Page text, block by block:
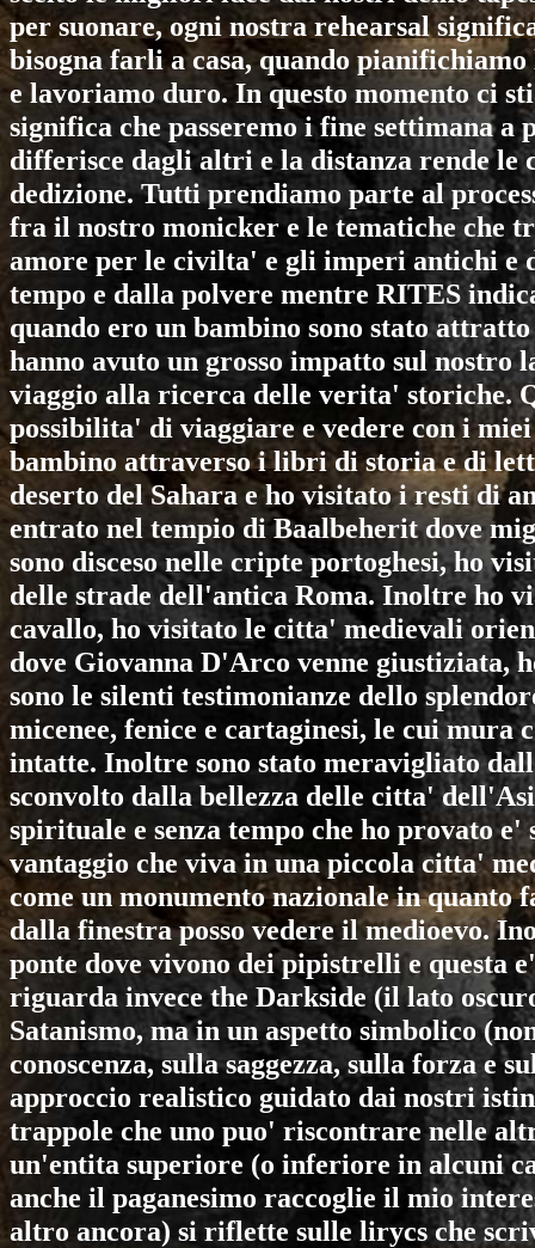
per suonare, ogni nostra rehearsal
bisogna farli a casa, quando
e lavoriamo duro. In questo momento ci
significa che passeremo i fine settimana
differisce dagli altri e la distanza rende le
dedizione. Tutti prendiamo parte al
fra il nostro monicker e le tematiche che
amore per le civilta' e gli imperi antichi e
tempo e dalla polvere mentre RITES
quando ero un bambino sono stato
hanno avuto un grosso impatto sul nostro
viaggio alla ricerca delle verita' storiche.
possibilita' di viaggiare e vedere con i
bambino attraverso i libri di storia e di
deserto del Sahara e ho visitato i resti di
entrato nel tempio di Baalbeherit dove
sono disceso nelle cripte portoghesi, ho
delle strade dell'antica Roma. Inoltre ho
cavallo, ho visitato le citta' medievali
dove Giovanna D'Arco venne giustiziata,
sono le silenti testimonianze dello
micenee, fenice e cartaginesi, le cui mura
intatte. Inoltre sono stato meravigliato
sconvolto dalla bellezza delle citta'
spirituale e senza tempo che ho provato
vantaggio che viva in una piccola citta'
come un monumento nazionale in
dalla finestra posso vedere il medioevo.
ponte dove vivono dei pipistrelli e questa
riguarda invece the Darkside (il lato
Satanismo, ma in un aspetto simbolico
conoscenza, sulla saggezza, sulla forza
approccio realistico guidato dai nostri
trappole che uno puo' riscontrare nelle
un'entita superiore (o inferiore in alcuni
anche il paganesimo raccoglie il mio
altro ancora) si riflette sulle lirycs che